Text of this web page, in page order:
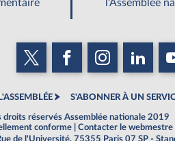
l'Assemblée
S'ABONNER À UN
droits réservés Assemblée nationale 2019
conforme Contacter le webmestre
de l'Université, 75355 Paris 07 SP -